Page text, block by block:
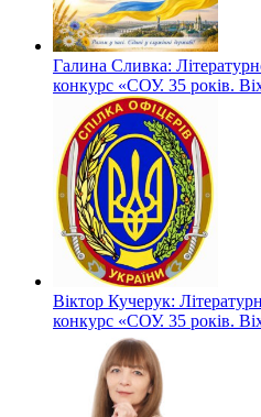
Галина Сливка:
конкурс «СОУ. 35 років.
Віктор Кучерук:
конкурс «СОУ. 35 років.